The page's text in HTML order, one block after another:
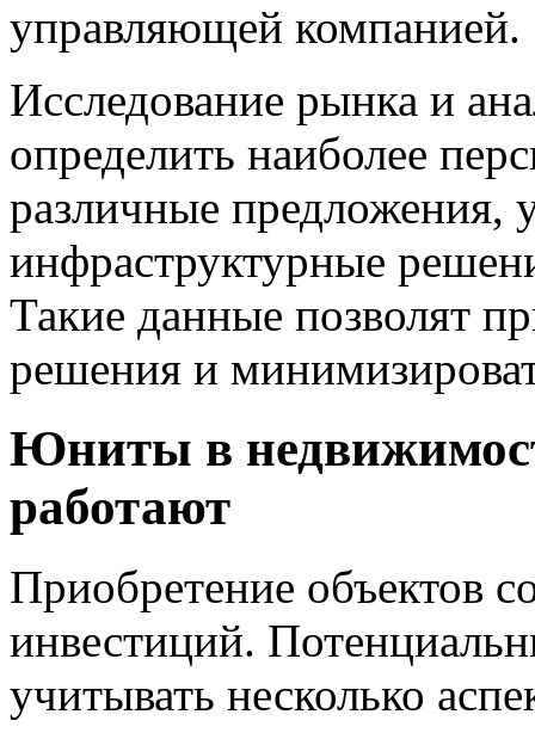
управляющей компанией.
Исследование рынка и
определить наиболее
различные предложения,
инфраструктурные
Такие данные позволят
решения и
Юниты в
работают
Приобретение объектов
инвестиций.
учитывать несколько